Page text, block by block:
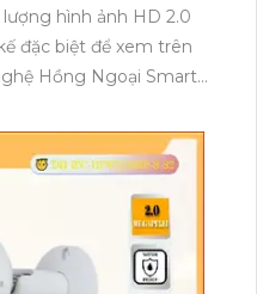
hình ảnh HD 2.0
đặc biệt để xem trên
Hồng Ngoại Smart
Loại, camera này
gia đình, căn hộ.
BCS của camera này
Chức năng thu hình ổn
là một ưu điểm nổi